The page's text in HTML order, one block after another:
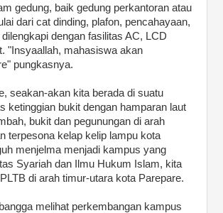
gedung, baik gedung perkantoran atau
dari cat dinding, plafon, pencahayaan,
dengan fasilitas AC, LCD
"Insyaallah, mahasiswa akan
pungkasnya.
seakan-akan kita berada di suatu
ketinggian bukit dengan hamparan laut
bukit dan pegunungan di arah
terpesona kelap kelip lampu kota
menjelma menjadi kampus yang
Syariah dan Ilmu Hukum Islam, kita
di arah timur-utara kota Parepare.
melihat perkembangan kampus